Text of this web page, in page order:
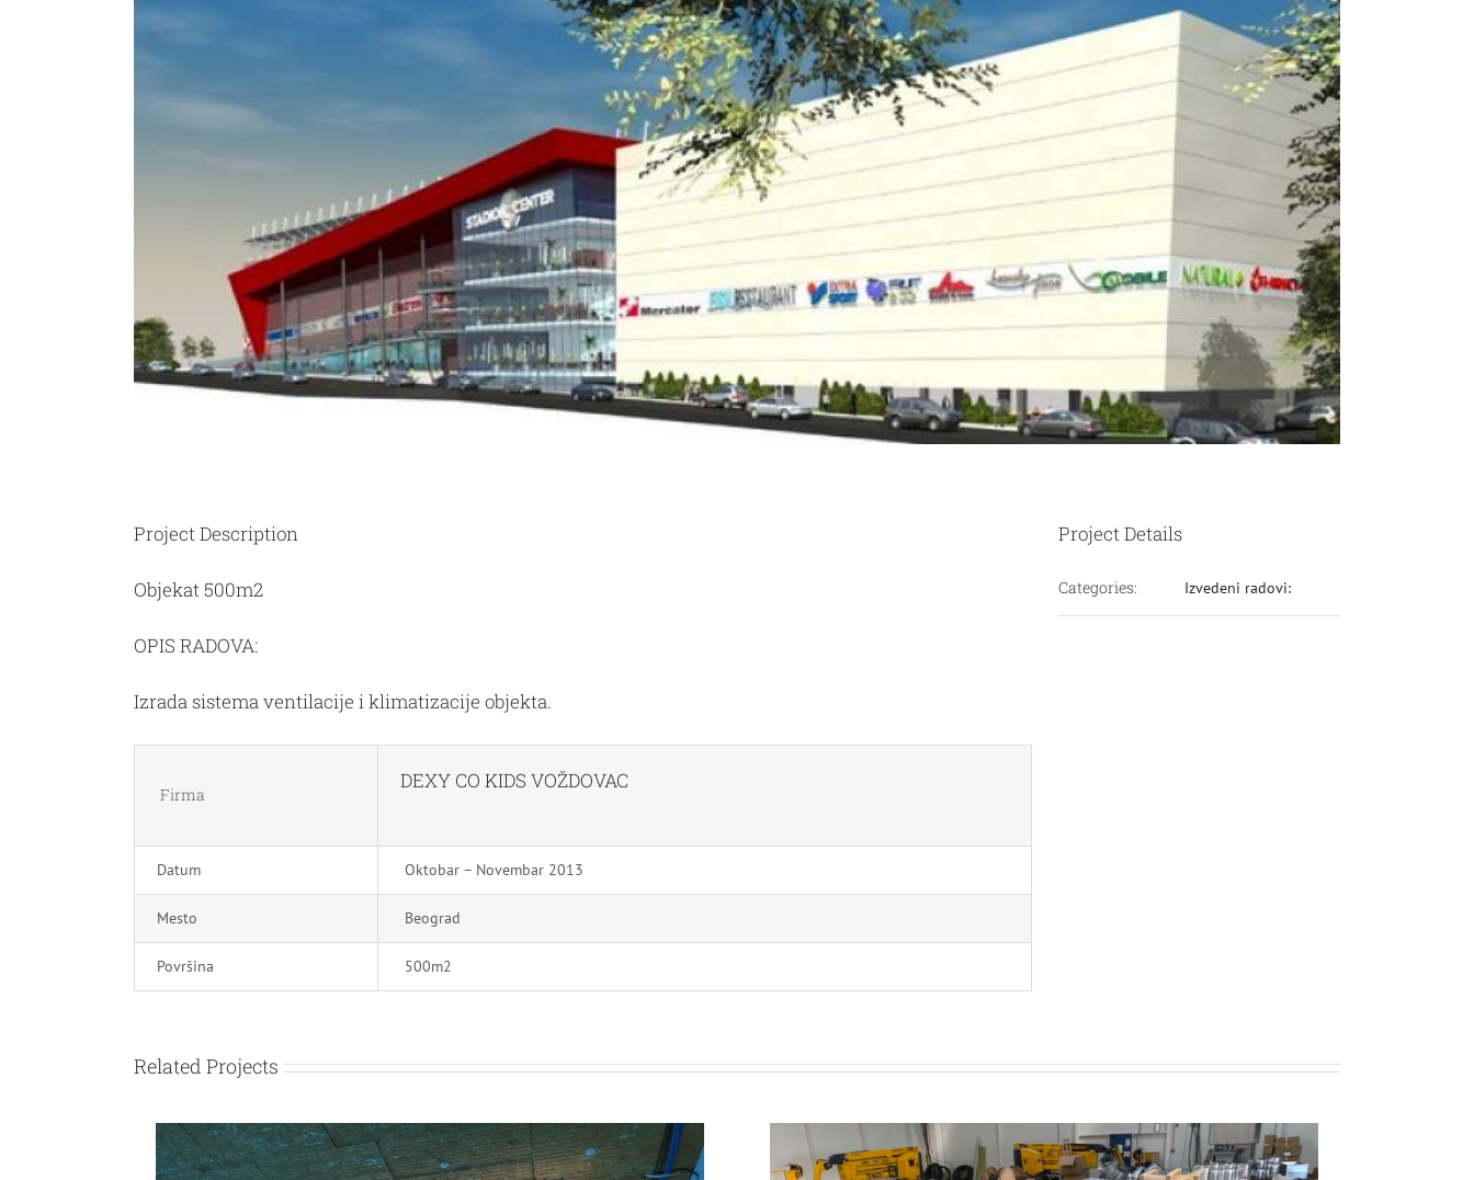
Project Description
Objekat 500m2
OPIS RADOVA:
Izrada sistema ventilacije i klimatizacije objekta.
Firma
DEXY CO KIDS VOŽDOVAC
Datum Oktobar – Novembar 2013
Mesto Beograd
Površina 500m2
Project Details
Categories: Izvedeni radovi:
Related Projects